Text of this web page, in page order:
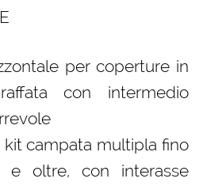
per coperture in
con intermedio
kit campata multipla fino
oltre, con interasse